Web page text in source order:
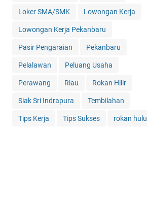
Loker SMA/SMK Lowongan Kerja
Lowongan Kerja Pekanbaru
Pasir Pengaraian Pekanbaru
Pelalawan Peluang Usaha
Perawang Riau Rokan Hilir
Siak Sri Indrapura Tembilahan
Tips Kerja Tips Sukses rokan hulu